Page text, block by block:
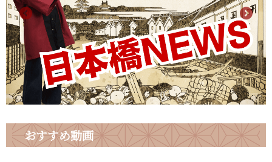
おすすめ動画